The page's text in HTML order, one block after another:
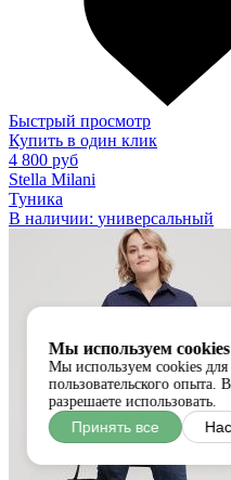
Быстрый просмотр
Купить в один клик
4 800 руб
Stella Milani
Туника
В наличии: универсальный
Мы используем cookies
Мы используем cookies для
пользовательского опыта.
разрешаете использовать.
Принять все